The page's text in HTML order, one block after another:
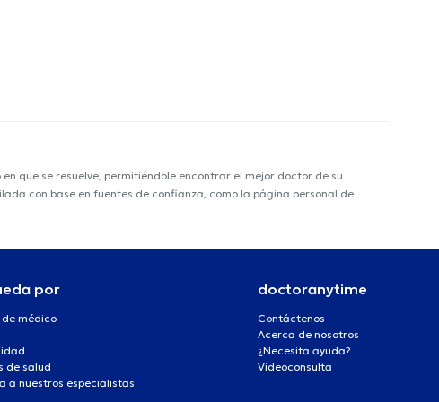
que se resuelve, permitiéndole encontrar el mejor doctor de su
con base en fuentes de confianza, como la página personal de
por
médico
de salud
a nuestros especialistas
doctoranytime
Contáctenos
Acerca de nosotros
¿Necesita ayuda?
Videoconsulta